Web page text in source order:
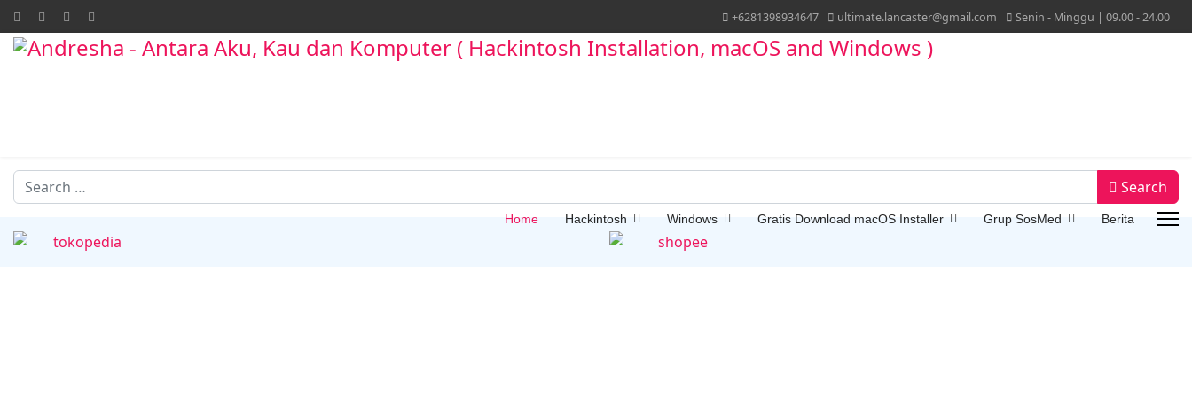
+6281398934647 ultimate.lancaster@gmail.com Senin - Minggu | 09.00 - 24.00
Home Hackintosh Windows Gratis Download macOS Installer Grup SosMed Berita
Search Search